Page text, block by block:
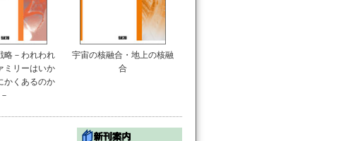
略－われわれ
ミリーはいか
かくあるのか
－
宇宙の核融合・地上の核融
合